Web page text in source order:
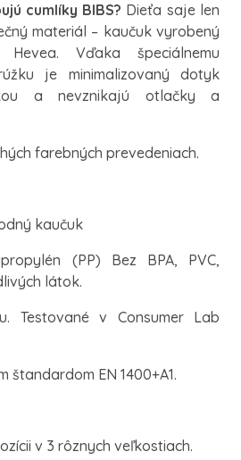
cumlíky BIBS? Dieťa saje len
materiál – kaučuk vyrobený
Vďaka špeciálnemu
je minimalizovaný dotyk
a nevznikajú otlačky a
farebných prevedeniach.
kaučuk
(PP) Bez BPA, PVC,
látok.
Testované v Consumer Lab
štandardom EN 1400+A1.
v 3 rôznych veľkostiach.